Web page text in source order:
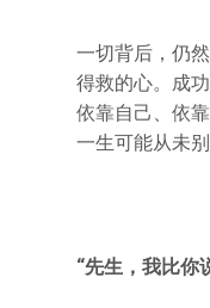
一切背后，仍
得救的心。成
依靠自己、依
一生可能从未
“先生，我比你